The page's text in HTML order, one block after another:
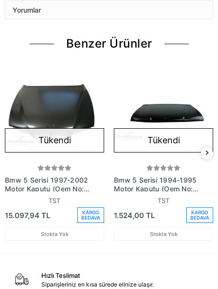
Yorumlar
Benzer Ürünler
Tükendi
Bmw 5 Serisi 1997-2002
Motor Kaputu (Oem No:
41618238592)TST
15.097,94 TL
KARGO
BEDAVA
Stokta Yok
Tükendi
Bmw 5 Serisi 1994-1995
Motor Kaputu (Oem No:
41618138748)TST
1.524,00 TL
KARGO
BEDAVA
Stokta Yok
Hızlı Teslimat
Siparişleriniz en kısa sürede elinize ulaşır.